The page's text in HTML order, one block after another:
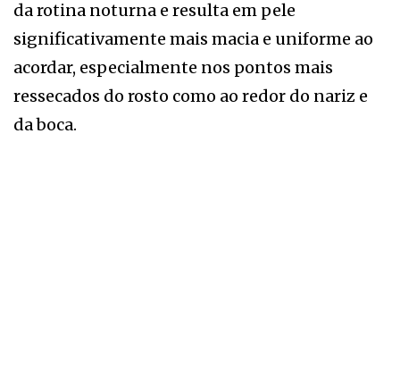
da rotina noturna e resulta em pele
significativamente mais macia e uniforme ao
acordar, especialmente nos pontos mais
ressecados do rosto como ao redor do nariz e
da boca.